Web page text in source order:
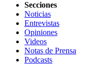
Secciones
Noticias
Entrevistas
Opiniones
Videos
Notas de Prensa
Podcasts